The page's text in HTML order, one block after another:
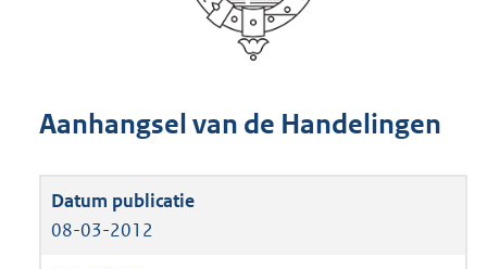
Aanhangsel van de Handelingen
08-03-2012